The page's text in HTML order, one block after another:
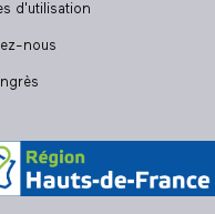
d'utilisation
nous